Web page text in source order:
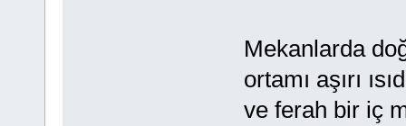
Mekanlarda
ortamı aşırı
ve ferah bir iç